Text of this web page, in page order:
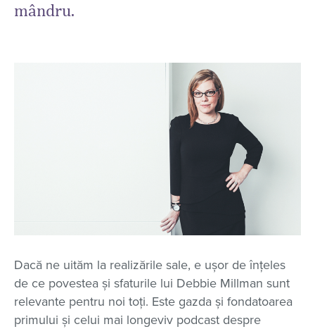
mândru.
Dacă ne uităm la realizările sale, e ușor de înțeles
de ce povestea și sfaturile lui Debbie Millman sunt
relevante pentru noi toți. Este gazda și fondatoarea
primului și celui mai longeviv podcast despre